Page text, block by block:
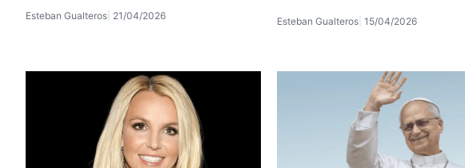
Esteban Gualteros 21/04/2026 Esteban Gualteros 15/04/2026